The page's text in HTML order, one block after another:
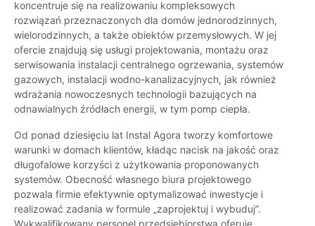
koncentruje się na realizowaniu kompleksowych
rozwiązań przeznaczonych dla domów jednorodzinnych,
wielorodzinnych, a także obiektów przemysłowych. W jej
ofercie znajdują się usługi projektowania, montażu oraz
serwisowania instalacji centralnego ogrzewania, systemów
gazowych, instalacji wodno-kanalizacyjnych, jak również
wdrażania nowoczesnych technologii bazujących na
odnawialnych źródłach energii, w tym pomp ciepła.
Od ponad dziesięciu lat Instal Agora tworzy komfortowe
warunki w domach klientów, kładąc nacisk na jakość oraz
długofalowe korzyści z użytkowania proponowanych
systemów. Obecność własnego biura projektowego
pozwala firmie efektywnie optymalizować inwestycje i
realizować zadania w formule „zaprojektuj i wybuduj”.
Wykwalifikowany personel przedsiębiorstwa oferuje